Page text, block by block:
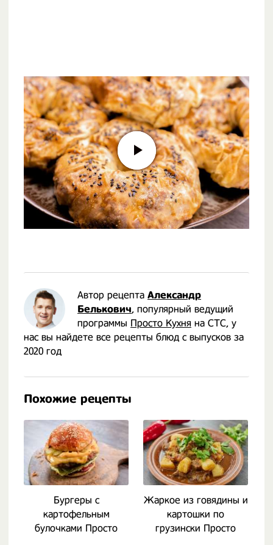
Автор рецепта Александр
Белькович, популярный ведущий
программы Просто Кухня на СТС, у
нас вы найдете все рецепты блюд с выпусков за
2020 год
Похожие рецепты
Бургеры с
картофельным
булочками Просто
Жаркое из говядины и
картошки по
грузински Просто